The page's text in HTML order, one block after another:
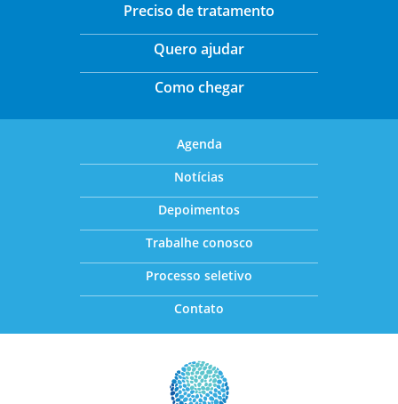
Preciso de tratamento
Quero ajudar
Como chegar
Agenda
Notícias
Depoimentos
Trabalhe conosco
Processo seletivo
Contato